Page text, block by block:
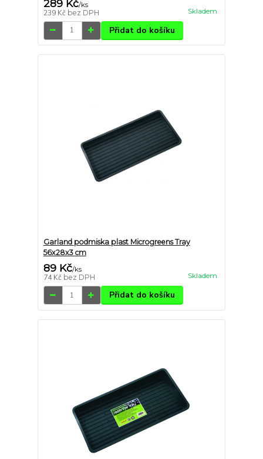
289 Kč/ks
239 Kč bez DPH Skladem
Přidat do košíku
Garland podmiska plast Microgreens Tray
56x28x3 cm
89 Kč/ks
74 Kč bez DPH Skladem
Přidat do košíku